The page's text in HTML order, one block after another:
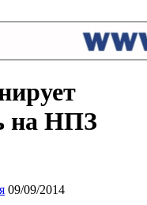
на НПЗ
09/09/2014